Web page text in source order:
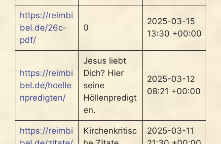
https://reimbi
bel.de/26c-
pdf/
0
2025-03-15
13:30 +00:00
https://reimbi
bel.de/hoelle
npredigten/
Jesus liebt
Dich? Hier
seine
Höllenpredigt
en.
2025-03-12
08:21 +00:00
https://reimbi
Kirchenkritisc
2025-03-11